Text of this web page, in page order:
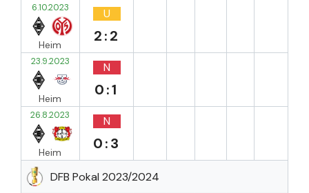
6.10.2023
Heim
U
2:2
23.9.2023
Heim
N
0:1
26.8.2023
Heim
N
0:3
DFB Pokal 2023/2024